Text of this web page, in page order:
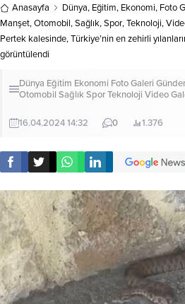
Anasayfa Dünya, Eğitim, Ekonomi, Foto
Manşet,Otomobil,Sağlık,Spor,Teknoloji,
Pertek kalesinde, Türkiye’nin en zehirli
görüntülendi
Dünya Eğitim Ekonomi Foto Galeri
Otomobil SağlıkSporTeknoloji Video
16.04.2024 14:32 0 1.376